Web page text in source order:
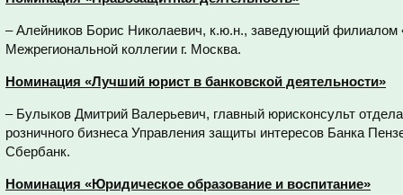
– Алейников Борис Николаевич, к.ю.н., заведующий филиалом
Межрегиональной коллегии г. Москва.
Номинация «Лучший юрист в банковской деятельности»
– Булыков Дмитрий Валерьевич, главный юрисконсульт
розничного бизнеса Управления защиты интересов Банка
Сбербанк.
Номинация «Юридическое образование и воспитание»